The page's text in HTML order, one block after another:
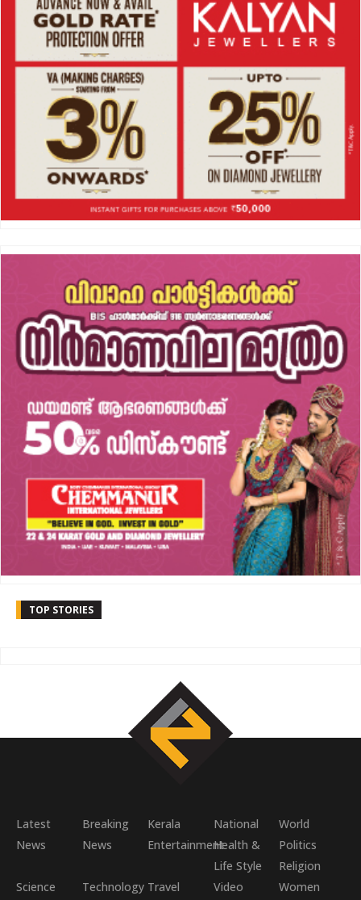
TOP STORIES
Latest
News
Breaking
News
Kerala National
World
EntertainmentHealth &
Life Style
Politics
Religion
Science
Technology Travel Video Women